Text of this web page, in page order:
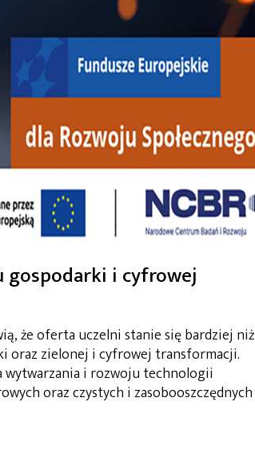
gospodarki i cyfrowej
że oferta uczelni stanie się bardziej niż
oraz zielonej i cyfrowej transformacji.
i rozwoju technologii
oraz czystych i zasobooszczędnych